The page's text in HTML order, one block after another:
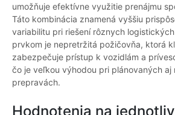
umožňuje efektívne využitie prenájmu
Táto kombinácia znamená vyššiu
variabilitu pri riešení rôznych
prvkom je nepretržitá požičovňa, ktorá
zabezpečuje prístup k vozidlám a
čo je veľkou výhodou pri plánovaných aj
prepravách.
Hodnotenia na